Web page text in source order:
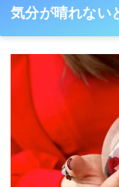
気分が晴れない